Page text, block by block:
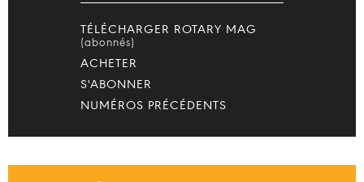
TÉLÉCHARGER ROTARY MAG
(abonnés)
ACHETER
S'ABONNER
NUMÉROS PRÉCÉDENTS